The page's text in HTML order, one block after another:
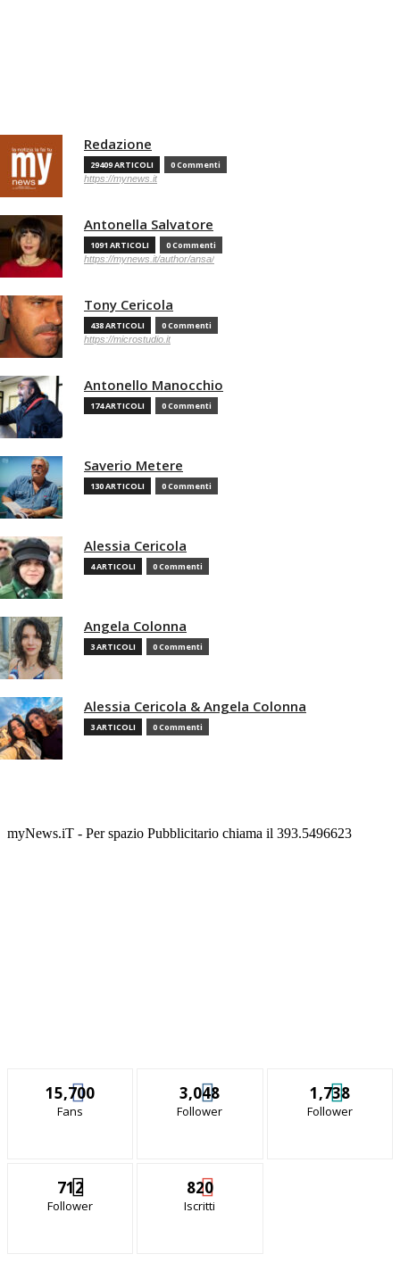
Redazione
29409 ARTICOLI 0 Commenti
https://mynews.it
Antonella Salvatore
1091 ARTICOLI 0 Commenti
https://mynews.it/author/ansa/
Tony Cericola
438 ARTICOLI 0 Commenti
https://microstudio.it
Antonello Manocchio
174 ARTICOLI 0 Commenti
Saverio Metere
130 ARTICOLI 0 Commenti
Alessia Cericola
4 ARTICOLI 0 Commenti
Angela Colonna
3 ARTICOLI 0 Commenti
Alessia Cericola & Angela Colonna
3 ARTICOLI 0 Commenti
myNews.iT - Per spazio Pubblicitario chiama il 393.5496623
15,700
Fans
3,048
Follower
1,738
Follower
712
Follower
820
Iscritti